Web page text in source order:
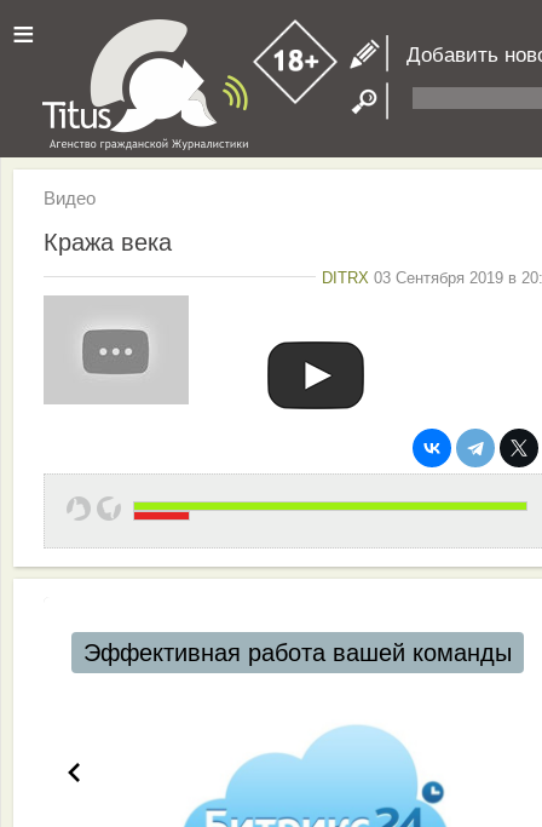
≡ Добавить
Видео
Кража века
DITRX 03 Сентября 2019 в
Эффективная работа вашей команды